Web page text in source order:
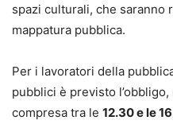
spazi culturali, che saranno
mappatura pubblica.
Per i lavoratori della
pubblici è previsto
compresa tra le 12.30 e le